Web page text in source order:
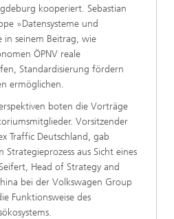
kooperiert. Sebastian
»Datensysteme und
in seinem Beitrag, wie
ÖPNV reale
Standardisierung fördern
ermöglichen.
boten die Vorträge
Vorsitzender
Traffic Deutschland, gab
Strategieprozess aus Sicht eines
Head of Strategy and
bei der Volkswagen Group
Funktionsweise des